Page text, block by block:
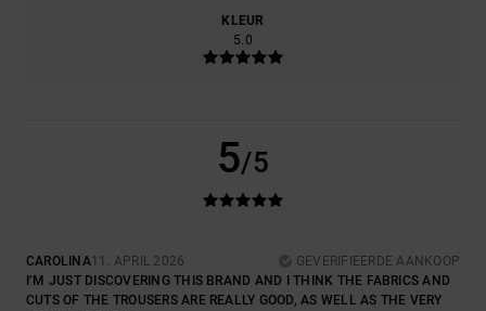
KLEUR
5.0
5/5
CAROLINA11. APRIL 2026
GEVERIFIEERDE AANKOOP
I’M JUST DISCOVERING THIS BRAND AND I THINK THE FABRICS AND
CUTS OF THE TROUSERS ARE REALLY GOOD, AS WELL AS THE VERY